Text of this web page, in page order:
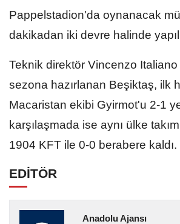
Pappelstadion'da oynanacak
dakikadan iki devre halinde
Teknik direktör Vincenzo
sezona hazırlanan Beşiktaş, ilk
Macaristan ekibi Gyirmot'u 2-1
karşılaşmada ise aynı ülke
1904 KFT ile 0-0 berabere kaldı.
EDİTÖR
Anadolu Ajansı